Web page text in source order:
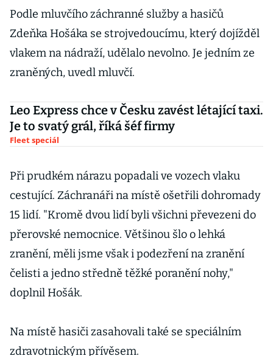
Podle mluvčího záchranné služby a hasičů
Zdeňka Hošáka se strojvedoucímu, který dojížděl
vlakem na nádraží, udělalo nevolno. Je jedním ze
zraněných, uvedl mluvčí.
Leo Express chce v Česku zavést létající taxi.
Je to svatý grál, říká šéf firmy
Fleet speciál
Při prudkém nárazu popadali ve vozech vlaku
cestující. Záchranáři na místě ošetřili dohromady
15 lidí. "Kromě dvou lidí byli všichni převezeni do
přerovské nemocnice. Většinou šlo o lehká
zranění, měli jsme však i podezření na zranění
čelisti a jedno středně těžké poranění nohy,"
doplnil Hošák.
Na místě hasiči zasahovali také se speciálním
zdravotnickým přívěsem.